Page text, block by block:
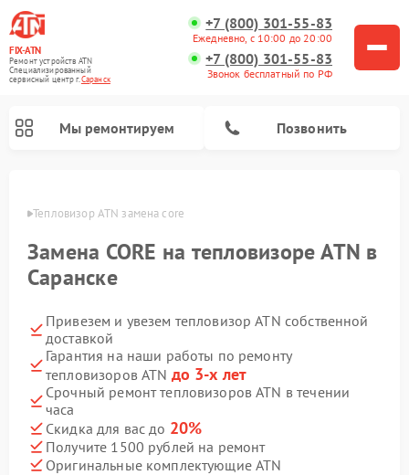
FIX-ATN
Ремонт устройств ATN
Специализированный
cервисный центр г.Саранск
+7 (800) 301-55-83
Ежедневно, с 10:00 до 20:00
+7 (800) 301-55-83
Звонок бесплатный по РФ
Мы ремонтируем Позвонить
Тепловизор ATN замена core
Замена CORE на тепловизоре ATN в
Саранске
Привезем и увезем тепловизор ATN собственной
доставкой
Гарантия на наши работы по ремонту
тепловизоров ATN до 3-х лет
Срочный ремонт тепловизоров ATN в течении
часа
Скидка для вас до 20%
Получите 1500 рублей на ремонт
Оригинальные комплектующие ATN